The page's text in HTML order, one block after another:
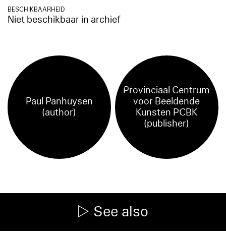
BESCHIKBAARHEID
Niet beschikbaar in archief
Paul Panhuysen
(author)
Provinciaal Centrum
voor Beeldende
Kunsten PCBK
(publisher)
See also